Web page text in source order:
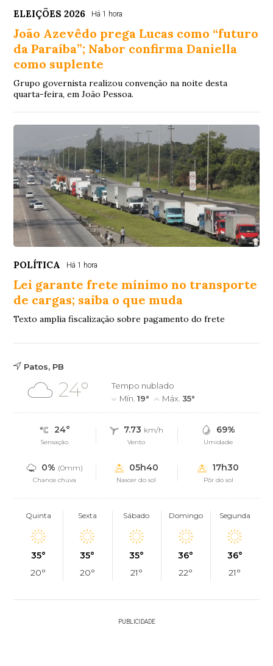
ELEIÇÕES 2026 Há 1 hora
João Azevêdo prega Lucas como “futuro
da Paraíba”; Nabor confirma Daniella
como suplente
Grupo governista realizou convenção na noite desta
quarta-feira, em João Pessoa.
POLÍTICA Há 1 hora
Lei garante frete mínimo no transporte
de cargas; saiba o que muda
Texto amplia fiscalização sobre pagamento do frete
Patos, PB
24°
Tempo nublado
Mín.19° Máx.35°
24°
Sensação
7.73 km/h
Vento
69%
Umidade
0% (0mm)
Chance chuva
05h40
Nascer do sol
17h30
Pôr do sol
Quinta
35°
20°
Sexta
35°
20°
Sábado
35°
21°
Domingo
36°
22°
Segunda
36°
21°
PUBLICIDADE